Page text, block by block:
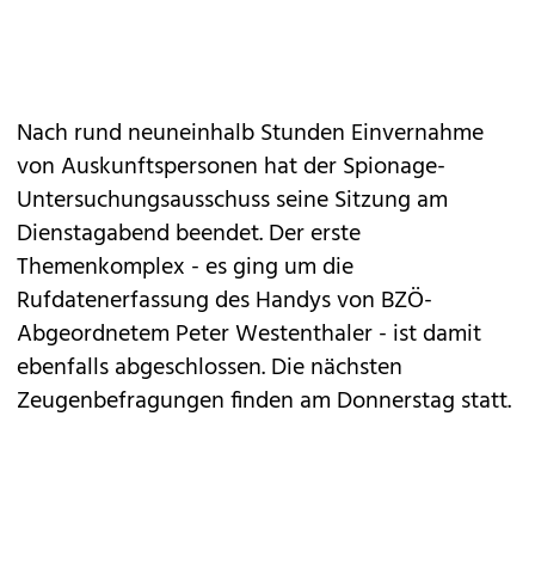
Nach rund neuneinhalb Stunden Einvernahme
von Auskunftspersonen hat der Spionage-
Untersuchungsausschuss seine Sitzung am
Dienstagabend beendet. Der erste
Themenkomplex - es ging um die
Rufdatenerfassung des Handys von BZÖ-
Abgeordnetem Peter Westenthaler - ist damit
ebenfalls abgeschlossen. Die nächsten
Zeugenbefragungen finden am Donnerstag statt.